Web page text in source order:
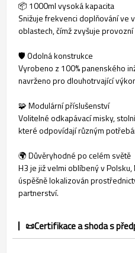
📦 1000ml vysoká kapacita
Snižuje frekvenci doplňování ve
oblastech, čímž zvyšuje
🛡️ Odolná konstrukce
Vyrobeno z 100% panenského
navrženo pro dlouhotrvající
🧩 Modulární příslušenství
Volitelné odkapávací misky,
které odpovídají různým
🌍 Důvěryhodné po celém světě
H3 je již velmi oblíbený v
úspěšně lokalizován
partnerství.
📜Certifikace a shoda s